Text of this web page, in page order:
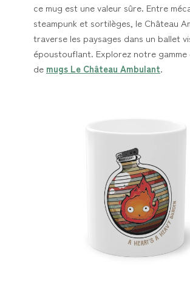
ce mug est une valeur sûre. Entre
steampunk et sortilèges, le Château
traverse les paysages dans un ballet
époustouflant. Explorez notre
de mugs Le Château Ambulant.